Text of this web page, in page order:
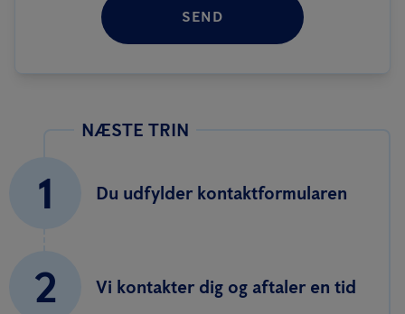
SEND
NÆSTE TRIN
1 Du udfylder kontaktformularen
2 Vi kontakter dig og aftaler en tid